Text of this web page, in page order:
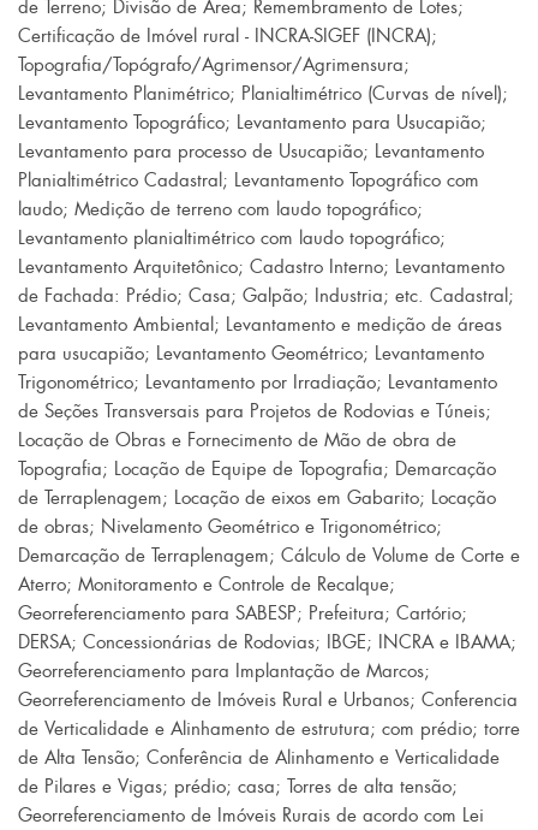
de Terreno; Divisão de Área; Remembramento de Lotes;
Certificação de Imóvel rural - INCRA-SIGEF (INCRA);
Topografia/Topógrafo/Agrimensor/Agrimensura;
Levantamento Planimétrico; Planialtimétrico (Curvas de nível);
Levantamento Topográfico; Levantamento para Usucapião;
Levantamento para processo de Usucapião; Levantamento
Planialtimétrico Cadastral; Levantamento Topográfico com
laudo; Medição de terreno com laudo topográfico;
Levantamento planialtimétrico com laudo topográfico;
Levantamento Arquitetônico; Cadastro Interno; Levantamento
de Fachada: Prédio; Casa; Galpão; Industria; etc. Cadastral;
Levantamento Ambiental; Levantamento e medição de áreas
para usucapião; Levantamento Geométrico; Levantamento
Trigonométrico; Levantamento por Irradiação; Levantamento
de Seções Transversais para Projetos de Rodovias e Túneis;
Locação de Obras e Fornecimento de Mão de obra de
Topografia; Locação de Equipe de Topografia; Demarcação
de Terraplenagem; Locação de eixos em Gabarito; Locação
de obras; Nivelamento Geométrico e Trigonométrico;
Demarcação de Terraplenagem; Cálculo de Volume de Corte e
Aterro; Monitoramento e Controle de Recalque;
Georreferenciamento para SABESP; Prefeitura; Cartório;
DERSA; Concessionárias de Rodovias; IBGE; INCRA e IBAMA;
Georreferenciamento para Implantação de Marcos;
Georreferenciamento de Imóveis Rural e Urbanos; Conferencia
de Verticalidade e Alinhamento de estrutura; com prédio; torre
de Alta Tensão; Conferência de Alinhamento e Verticalidade
de Pilares e Vigas; prédio; casa; Torres de alta tensão;
Georreferenciamento de Imóveis Rurais de acordo com Lei